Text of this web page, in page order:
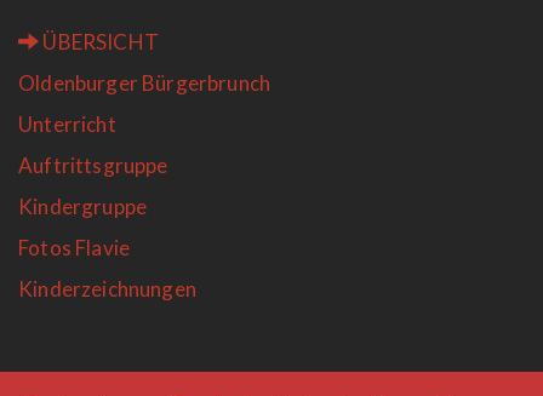
ÜBERSICHT
Oldenburger Bürgerbrunch
Unterricht
Auftrittsgruppe
Kindergruppe
Fotos Flavie
Kinderzeichnungen